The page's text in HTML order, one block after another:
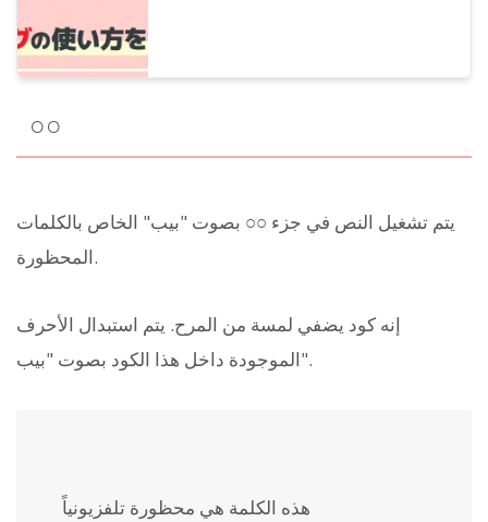
○○
يتم تشغيل النص في جزء ○○ بصوت "بيب" الخاص بالكلمات
المحظورة.
إنه كود يضفي لمسة من المرح. يتم استبدال الأحرف
الموجودة داخل هذا الكود بصوت "بيب".
هذه الكلمة هي محظورة تلفزيونياً